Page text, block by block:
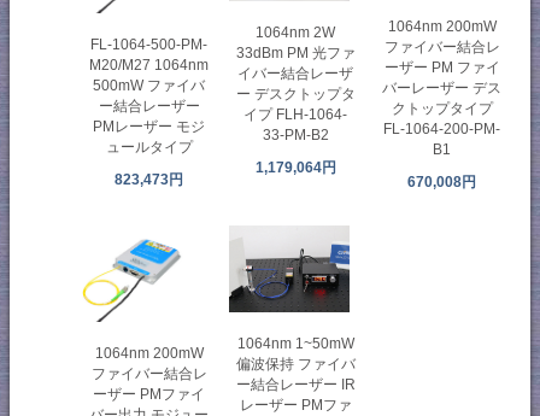
FL-1064-500-PM-
M20/M27 1064nm
500mW ファイバ
ー結合レーザー
PMレーザー モジ
ュールタイプ
823,473円
1064nm 2W
33dBm PM 光ファ
イバー結合レーザ
ー デスクトップタ
イプ FLH-1064-
33-PM-B2
1,179,064円
1064nm 200mW
ファイバー結合レ
ーザー PM ファイ
バーレーザー デス
クトップタイプ
FL-1064-200-PM-
B1
670,008円
1064nm 200mW
ファイバー結合レ
ーザー PMファイ
1064nm 1~50mW
偏波保持 ファイバ
ー結合レーザー IR
レーザー PMファ